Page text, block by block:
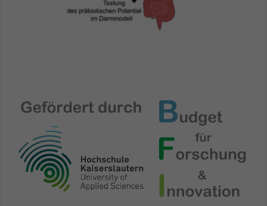
Einstellungen. Unter anderem eine zufällig
generierte ID, für die historische
Speicherung Ihrer vorgenommen
Laufzeit
Dieses Cookie ist ein Standard-Session-
Cookie von TYPO3. Es speichert im Fall
eines Intranet-Logins die Session-ID. So